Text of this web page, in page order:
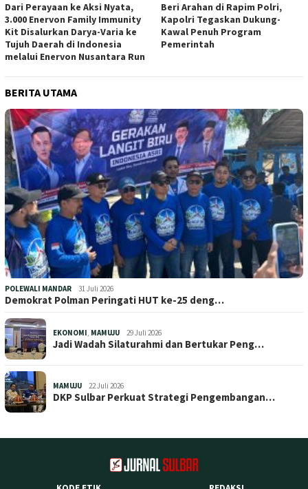
Dari Perayaan ke Aksi Nyata,
3.000 Enervon Family Immunity
Kit Disalurkan Darya-Varia ke
Tujuh Daerah di Indonesia
melalui Enervon Nusantara Run
Beri Arahan di Rapim Polri,
Kapolri Tegaskan Dukung-
Kawal Penuh Program
Pemerintah
BERITA UTAMA
POLEWALI MANDAR 31 Juli 2026
Demokrat Polman Peringati HUT ke-25 deng…
EKONOMI, MAMUJU 29 Juli 2026
Jadi Wadah Silaturahmi dan Bertukar Peng…
MAMUJU 22 Juli 2026
DKP Sulbar Perkuat Strategi Pengembangan…